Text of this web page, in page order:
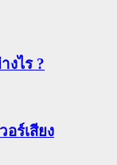
งไร ?
ร์เสียง